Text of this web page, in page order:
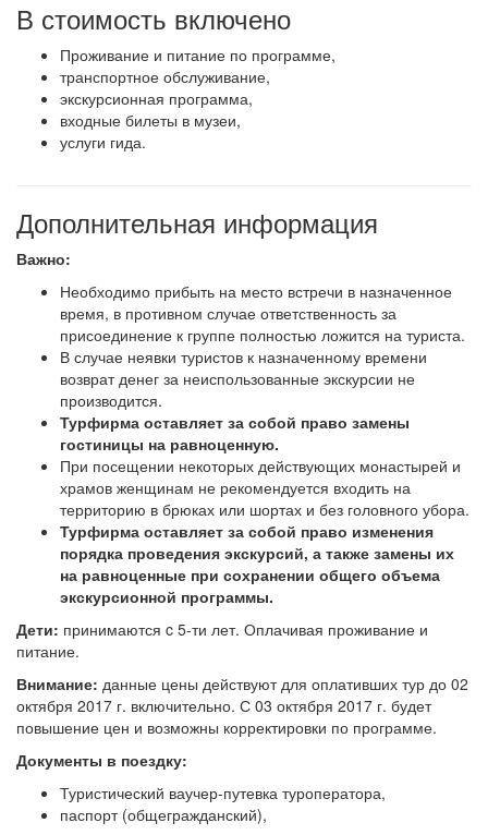
В стоимость включено
Проживание и питание по программе,
транспортное обслуживание,
экскурсионная программа,
входные билеты в музеи,
услуги гида.
Дополнительная информация
Важно:
Необходимо прибыть на место встречи в назначенное
время, в противном случае ответственность за
присоединение к группе полностью ложится на туриста.
В случае неявки туристов к назначенному времени
возврат денег за неиспользованные экскурсии не
производится.
Турфирма оставляет за собой право замены
гостиницы на равноценную.
При посещении некоторых действующих монастырей и
храмов женщинам не рекомендуется входить на
территорию в брюках или шортах и без головного убора.
Турфирма оставляет за собой право изменения
порядка проведения экскурсий, а также замены их
на равноценные при сохранении общего объема
экскурсионной программы.
Дети: принимаются c 5-ти лет. Оплачивая проживание и
питание.
Внимание: данные цены действуют для оплативших тур до 02
октября 2017 г. включительно. С 03 октября 2017 г. будет
повышение цен и возможны корректировки по программе.
Документы в поездку:
Туристический ваучер-путевка туроператора,
паспорт (общегражданский),